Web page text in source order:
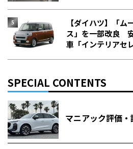
【ダイハツ】「
ス」を一部改良
車「インテリアセ
SPECIAL CONTENTS
マニアック評価